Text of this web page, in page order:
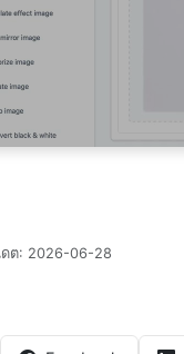
ดต: 2026-06-28